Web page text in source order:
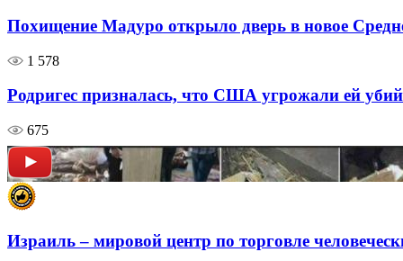
Похищение Мадуро открыло дверь в новое
1 578
Родригес призналась, что США угрожали ей
675
Израиль – мировой центр по торговле